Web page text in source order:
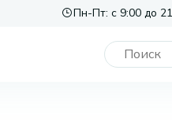
Пн-Пт: с 9:00 до